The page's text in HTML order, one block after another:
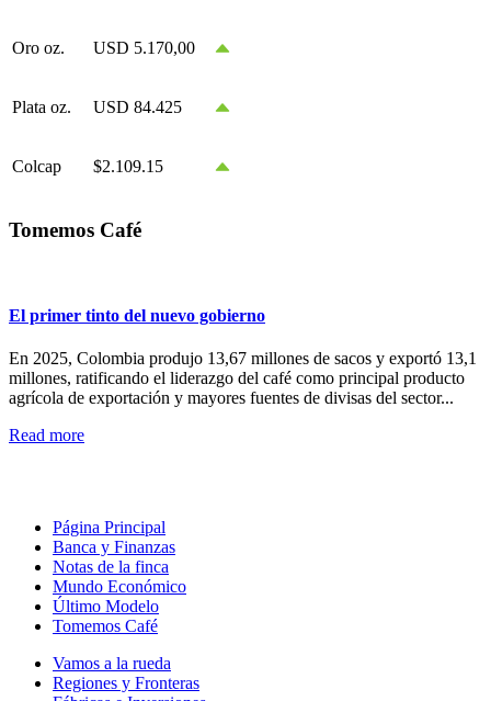
Oro oz. USD 5.170,00
Plata oz. USD 84.425
Colcap $2.109.15
Tomemos Café
El primer tinto del nuevo gobierno
En 2025, Colombia produjo 13,67 millones de sacos y exportó 13,1
millones, ratificando el liderazgo del café como principal producto
agrícola de exportación y mayores fuentes de divisas del sector...
Read more
Página Principal
Banca y Finanzas
Notas de la finca
Mundo Económico
Último Modelo
Tomemos Café
Vamos a la rueda
Regiones y Fronteras